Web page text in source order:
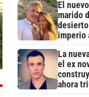
El
marido
imperio
La
el ex
ahora